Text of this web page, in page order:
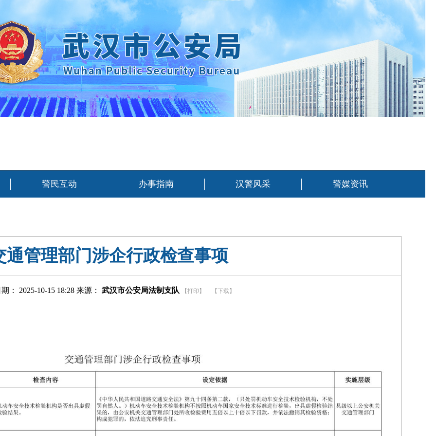
警民互动 办事指南 汉警风采 警媒资讯
通管理部门涉企行政检查事项
： 2025-10-15 18:28 来源： 武汉市公安局法制支队 【打印】 【下载】